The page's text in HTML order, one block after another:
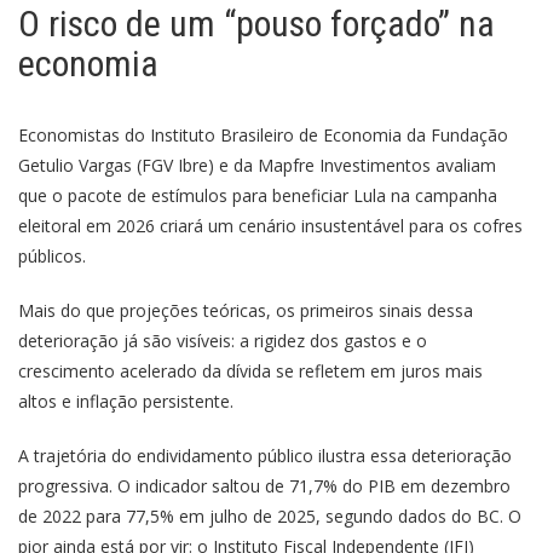
O risco de um “pouso forçado” na
economia
Economistas do Instituto Brasileiro de Economia da Fundação
Getulio Vargas (FGV Ibre) e da Mapfre Investimentos avaliam
que o pacote de estímulos para beneficiar Lula na campanha
eleitoral em 2026 criará um cenário insustentável para os cofres
públicos.
Mais do que projeções teóricas, os primeiros sinais dessa
deterioração já são visíveis: a rigidez dos gastos e o
crescimento acelerado da dívida se refletem em juros mais
altos e inflação persistente.
A trajetória do endividamento público ilustra essa deterioração
progressiva. O indicador saltou de 71,7% do PIB em dezembro
de 2022 para 77,5% em julho de 2025, segundo dados do BC. O
pior ainda está por vir: o Instituto Fiscal Independente (IFI)